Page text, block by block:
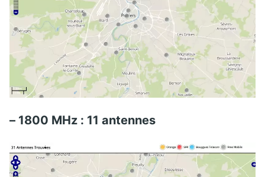
– 1800 MHz : 11 antennes